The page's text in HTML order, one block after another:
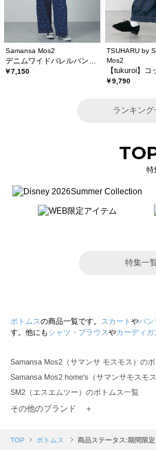
Samansa Mos2
￥7,150
TSUHARU by
Mos2
￥9,790
ランキン
特
特集一
ボトムスの商品一覧です。 スカート やパン
す。他にもシャツ・ブラウスやカーディガ
Samansa Mos2（サマンサ モスモス）の
Samansa Mos2 home's（サマンサモスモ
SM2（エスエムツー）のボトムス一覧
TSUHARU by Samansa Mos2（ツハルバ
Samansa Mos2 blue（サマンサモスモス
その他のブランド ＋
TOP ボトムス 商品ステータス:期間限定